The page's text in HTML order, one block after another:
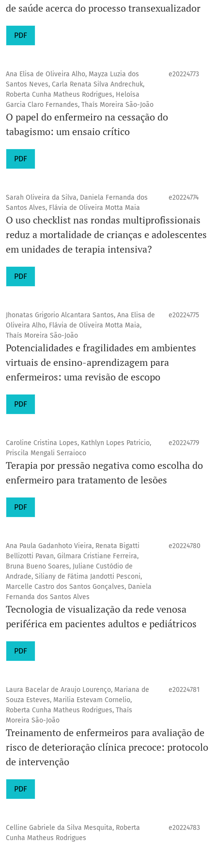
de saúde acerca do processo transexualizador
PDF
Ana Elisa de Oliveira Alho, Mayza Luzia dos
Santos Neves, Carla Renata Silva Andrechuk,
Roberta Cunha Matheus Rodrigues, Heloísa
Garcia Claro Fernandes, Thaís Moreira São-João
e20224773
O papel do enfermeiro na cessação do
tabagismo: um ensaio crítico
PDF
Sarah Oliveira da Silva, Daniela Fernanda dos
Santos Alves, Flávia de Oliveira Motta Maia
e20224774
O uso checklist nas rondas multiprofissionais
reduz a mortalidade de crianças e adolescentes
em unidades de terapia intensiva?
PDF
Jhonatas Grigorio Alcantara Santos, Ana Elisa de
Oliveira Alho, Flávia de Oliveira Motta Maia,
Thaís Moreira São-João
e20224775
Potencialidades e fragilidades em ambientes
virtuais de ensino-aprendizagem para
enfermeiros: uma revisão de escopo
PDF
Caroline Cristina Lopes, Kathlyn Lopes Patricio,
Priscila Mengali Serraioco
e20224779
Terapia por pressão negativa como escolha do
enfermeiro para tratamento de lesões
PDF
Ana Paula Gadanhoto Vieira, Renata Bigatti
Bellizotti Pavan, Gilmara Cristiane Ferreira,
Bruna Bueno Soares, Juliane Custódio de
Andrade, Siliany de Fátima Jandotti Pesconi,
Marcelle Castro dos Santos Gonçalves, Daniela
Fernanda dos Santos Alves
e20224780
Tecnologia de visualização da rede venosa
periférica em pacientes adultos e pediátricos
PDF
Laura Bacelar de Araujo Lourenço, Mariana de
Souza Esteves, Marilia Estevam Cornelio,
Roberta Cunha Matheus Rodrigues, Thaís
Moreira São-João
e20224781
Treinamento de enfermeiros para avaliação de
risco de deterioração clínica precoce: protocolo
de intervenção
PDF
Celline Gabriele da Silva Mesquita, Roberta
Cunha Matheus Rodrigues
e20224783